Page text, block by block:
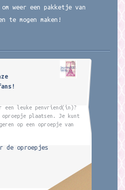
weer een pakketje van
te mogen maken!
een leuke penvriend(in)?
plaatsen. Je kunt
op een oproepje van
de oproepjes